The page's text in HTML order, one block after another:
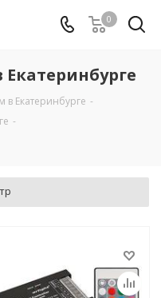
0
в Екатеринбурге -
-